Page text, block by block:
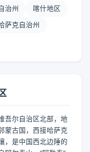
治州 喀什地区
萨克自治州
吾尔自治区北部，地
蒙古国，西接哈萨克
，是中国西北边陲的